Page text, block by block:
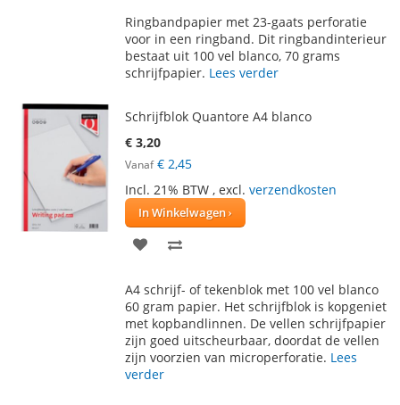
AAN
VERLANGLIJST
TE
VERGELIJKEN
Ringbandpapier met 23-gaats perforatie
voor in een ringband. Dit ringbandinterieur
bestaat uit 100 vel blanco, 70 grams
schrijfpapier. Lees verder
Schrijfblok Quantore A4 blanco
€ 3,20
Vanaf € 2,45
Incl. 21% BTW , excl. verzendkosten
In Winkelwagen
VOEG
AAN
VERLANGLIJST
TE
VERGELIJKEN
A4 schrijf- of tekenblok met 100 vel blanco
60 gram papier. Het schrijfblok is kopgeniet
met kopbandlinnen. De vellen schrijfpapier
zijn goed uitscheurbaar, doordat de vellen
zijn voorzien van microperforatie. Lees
verder